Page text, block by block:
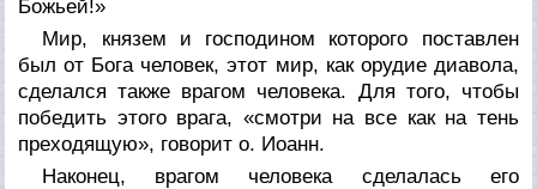
Божьей!»
Мир, князем и господином которого поставлен
был от Бога человек, этот мир, как орудие диавола,
сделался также врагом человека. Для того, чтобы
победить этого врага, «смотри на все как на тень
преходящую», говорит о. Иоанн.
Наконец, врагом человека сделалась его